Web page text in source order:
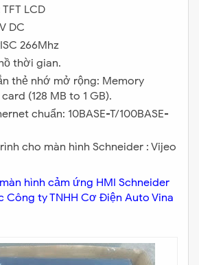
LCD
DC
266Mhz
thời gian.
thẻ nhớ mở rộng: Memory
(128 MB to 1 GB).
chuẩn: 10BASE-T/100BASE-
cho màn hình Schneider : Vijeo
hình cảm ứng HMI Schneider
Công ty TNHH Cơ Điện Auto Vina